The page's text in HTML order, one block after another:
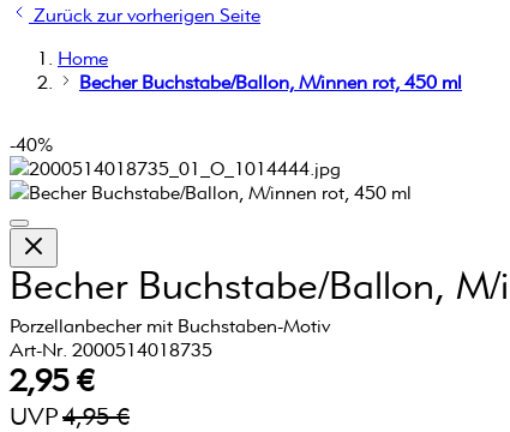
Zurück zur vorherigen Seite
Home
Becher Buchstabe/Ballon, M/innen rot, 450 ml
-40%
Becher Buchstabe/Ballon,
Porzellanbecher mit Buchstaben-Motiv
Art-Nr. 2000514018735
2,95 €
UVP4,95 €